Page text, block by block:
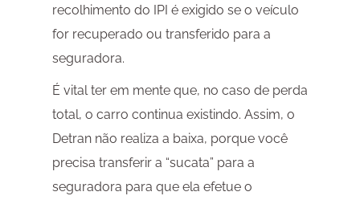
recolhimento do IPI é exigido se o veículo
for recuperado ou transferido para a
seguradora.
É vital ter em mente que, no caso de perda
total, o carro continua existindo. Assim, o
Detran não realiza a baixa, porque você
precisa transferir a “sucata” para a
seguradora para que ela efetue o